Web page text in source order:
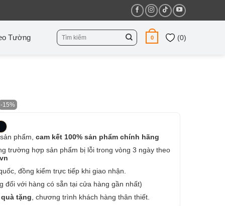
Tường
Tìm
kiếm:
0 (0)
-15%
phẩm, cam kết 100% sản phẩm chính hãng
trường hợp sản phẩm bị lỗi trong vòng 3 ngày theo
đồng kiểm trực tiếp khi giao nhận.
đối với hàng có sẵn tại cửa hàng gần nhất)
tặng , chương trình khách hàng thân thiết.